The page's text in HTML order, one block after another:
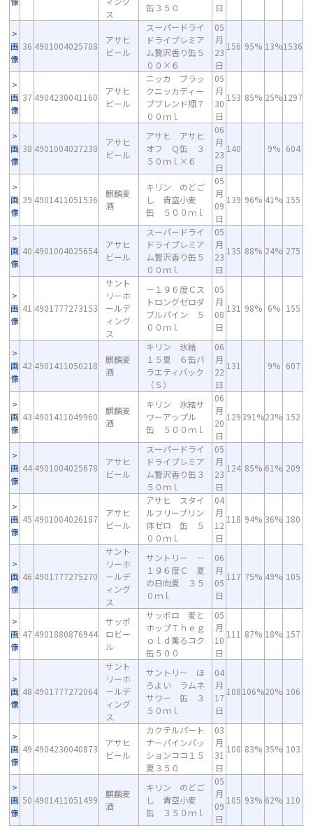
ス
缶３５０
日
画
像
36 4901004025708
アサヒ
ビール
スーパードライ
ドライプレミア
ム贅沢香り缶５
００×６
05
月
23
日
156 95% 13%1536
画
像
37 4904230041160
アサヒ
ビール
ニッカ ブラッ
クニッカディー
プブレンド瓶７
００ｍｌ
05
月
30
日
153 85% 25%1297
画
像
38 4901004027238
アサヒ
ビール
アサヒ アサヒ
オフ Ｑ缶 ３
５０ｍｌ×６
06
月
23
日
140 9% 604
画
像
39 4901411051536
麒麟麦
酒
キリン のどご
し 青空小麦
缶 ５００ｍｌ
05
月
09
日
139 96% 41% 155
画
像
40 4901004025654
アサヒ
ビール
スーパードライ
ドライプレミア
ム贅沢香り缶５
００ｍｌ
05
月
23
日
135 88% 24% 275
画
像
41 4901777273153
サント
リーホ
ールデ
ィング
ス
－１９６度Ｃス
トロングゼロダ
ブルパイン ５
００ｍｌ
05
月
08
日
131 98% 6% 155
画
像
42 4901411050218
麒麟麦
酒
キリン 氷結
１５夏 ６缶バ
ラエティパック
（Ｓ）
06
月
22
日
131 9% 607
画
像
43 4901411049960
麒麟麦
酒
キリン 氷結サ
ワーアップル
缶 ５００ｍｌ
06
月
20
日
129391%23% 152
画
像
44 4901004025678
アサヒ
ビール
スーパードライ
ドライプレミア
ム贅沢香り缶３
５０ｍｌ
05
月
23
日
124 85% 61% 209
画
像
45 4901004026187
アサヒ
ビール
アサヒ スタイ
ルフリープリン
体ゼロ 缶 ５
００ｍｌ
04
月
12
日
118 94% 36% 180
画
像
46 4901777275270
サント
リーホ
ールデ
ィング
ス
サントリー －
１９６度Ｃ 夏
の日向夏 ３５
０ｍｌ
06
月
05
日
117 75% 49% 105
画
像
47 4901880876944
サッポ
ロビー
ル
サッポロ 麦と
ホップＴｈｅｇ
ｏｌｄ薫るコク
缶５００
05
月
10
日
111 87% 18% 157
画
像
48 4901777272064
サント
リーホ
ールデ
ィング
ス
サントリー ほ
ろよい ラムネ
サワー 缶 ３
５０ｍｌ
04
月
17
日
108106%20% 106
画
像
49 4904230040873
アサヒ
ビール
カクテルパート
ナーパインパッ
ションココ１５
夏３５０
03
月
31
日
108 83% 35% 103
画
像
50 4901411051499
麒麟麦
酒
キリン のどご
し 青空小麦
缶 ３５０ｍｌ
05
月
09
日
105 93% 62% 110